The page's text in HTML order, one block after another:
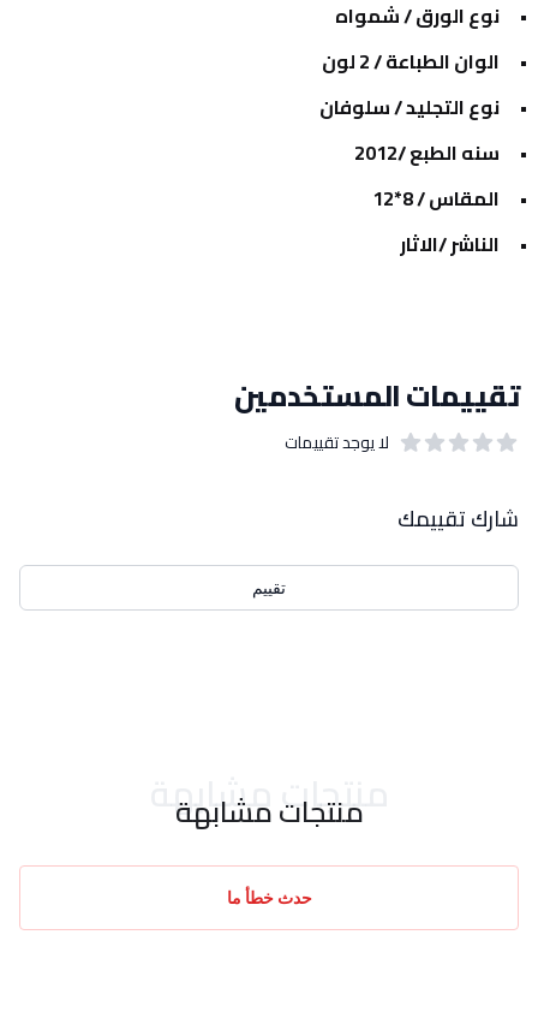
نوع الورق / شمواه
الوان الطباعة / 2 لون
نوع التجليد / سلوفان
سنه الطبع /2012
المقاس / 8*12
الناشر /الاثار
تقييمات المستخدمين
لا يوجد تقييمات
شارك تقييمك
تقييم
منتجات مشابهة
منتجات مشابهة
حدث خطأ ما